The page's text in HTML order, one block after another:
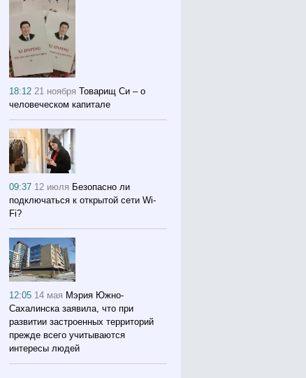
18:1221 ноября Товарищ Си – о
человеческом капитале
09:37 12 июля Безопасно ли
подключаться к открытой сети Wi-
Fi?
12:05 14 мая Мэрия Южно-
Сахалинска заявила, что при
развитии застроенных территорий
прежде всего учитываются
интересы людей